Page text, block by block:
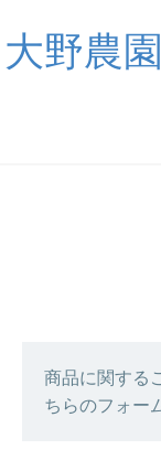
大野農
商品に関する
ちらのフォー